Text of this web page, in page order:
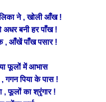
ने , खोली आँख !
बनी हर पाँख !
, आँखें पाँख पसार !
फूलों में आभास
गगन पिया के पास !
, फूलों का श्रृंगार !